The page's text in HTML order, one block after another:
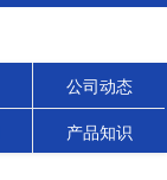
公司动态
产品知识